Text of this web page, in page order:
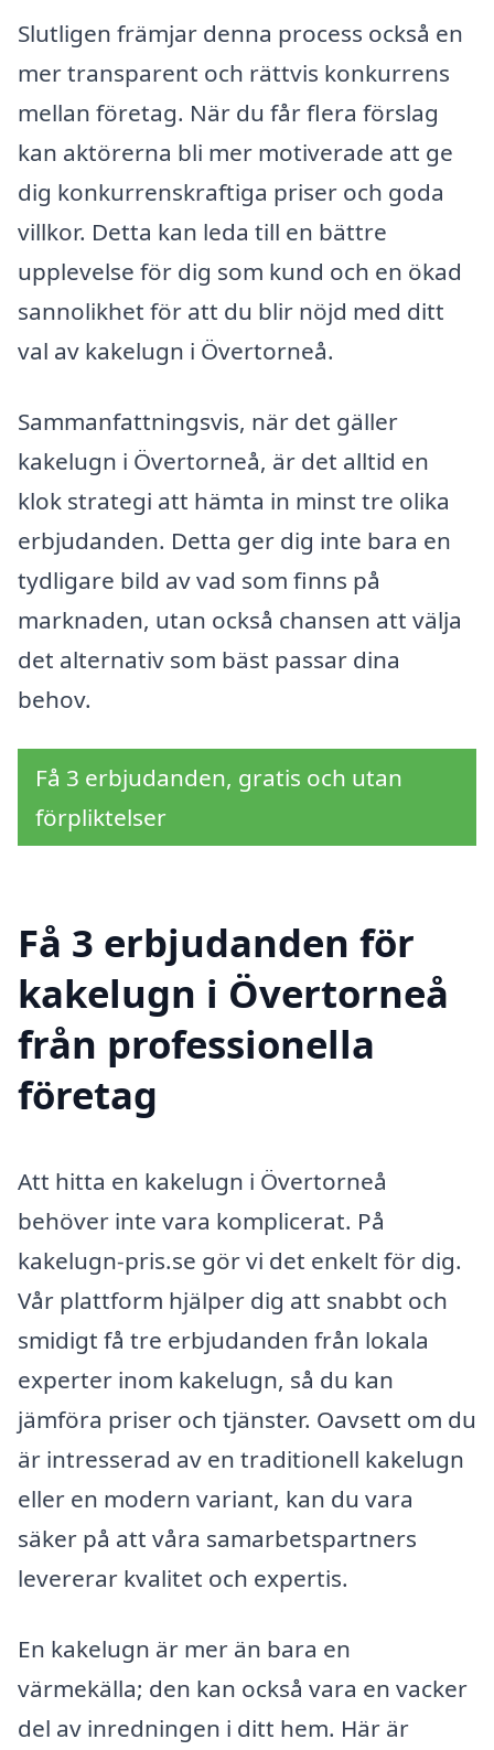
Slutligen främjar denna process också en
mer transparent och rättvis konkurrens
mellan företag. När du får flera förslag
kan aktörerna bli mer motiverade att ge
dig konkurrenskraftiga priser och goda
villkor. Detta kan leda till en bättre
upplevelse för dig som kund och en ökad
sannolikhet för att du blir nöjd med ditt
val av kakelugn i Övertorneå.
Sammanfattningsvis, när det gäller
kakelugn i Övertorneå, är det alltid en
klok strategi att hämta in minst tre olika
erbjudanden. Detta ger dig inte bara en
tydligare bild av vad som finns på
marknaden, utan också chansen att välja
det alternativ som bäst passar dina
behov.
Få 3 erbjudanden, gratis och utan
förpliktelser
Få 3 erbjudanden för
kakelugn i Övertorneå
från professionella
företag
Att hitta en kakelugn i Övertorneå
behöver inte vara komplicerat. På
kakelugn-pris.se gör vi det enkelt för dig.
Vår plattform hjälper dig att snabbt och
smidigt få tre erbjudanden från lokala
experter inom kakelugn, så du kan
jämföra priser och tjänster. Oavsett om du
är intresserad av en traditionell kakelugn
eller en modern variant, kan du vara
säker på att våra samarbetspartners
levererar kvalitet och expertis.
En kakelugn är mer än bara en
värmekälla; den kan också vara en vacker
del av inredningen i ditt hem. Här är